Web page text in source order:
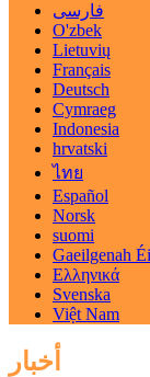
فارسی
O'zbek
Lietuvių
Français
Deutsch
Cymraeg
Indonesia
hrvatski
ไทย
Español
Norsk
suomi
Gaeilgenah
Ελληνικά
Svenska
Việt Nam
أخبار